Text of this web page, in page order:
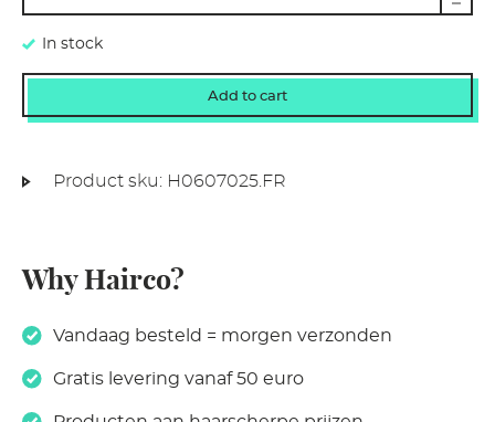
In stock
Product sku: H0607025.FR
Why Hairco?
Vandaag besteld = morgen verzonden
Gratis levering vanaf 50 euro